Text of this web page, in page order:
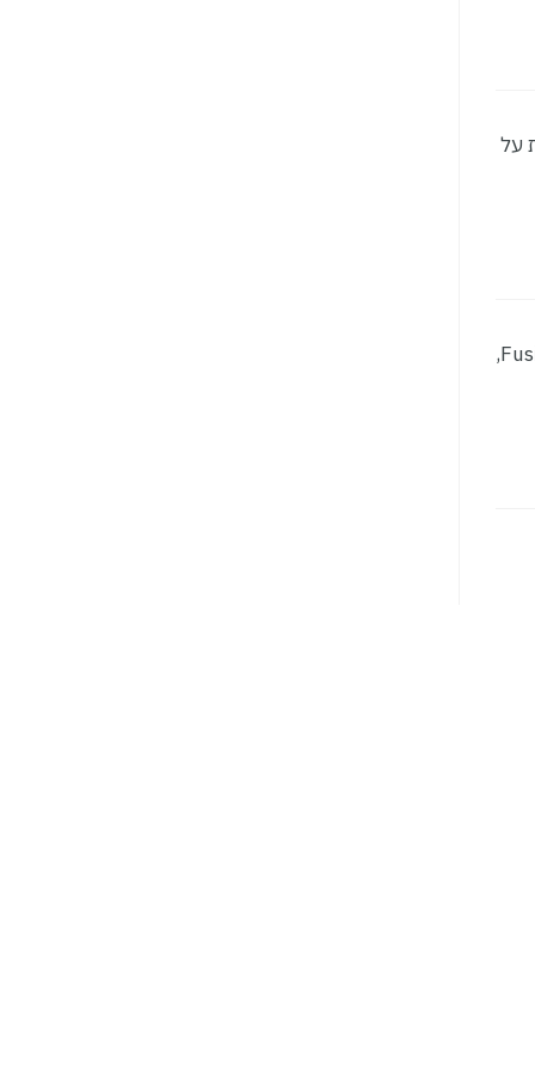
דיור 0 יחידות לשיווק 17+17 קומות על
סטטוס: היתר אוסישקין 5-7 | נתניה סטטוס: היתר פרויקט פינוי בינוי 0 יחידות דיור 0 יחידות לשיווק 0 קומות Fusion Tower,